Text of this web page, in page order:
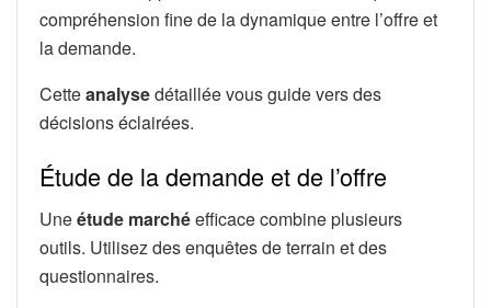
compréhension fine de la dynamique entre l’offre et
la demande.
Cetteanalysedétaillée vous guide vers des
décisions éclairées.
Étude de la demande et de l’offre
Uneétude marchéefficace combine plusieurs
outils. Utilisez des enquêtes de terrain et des
questionnaires.